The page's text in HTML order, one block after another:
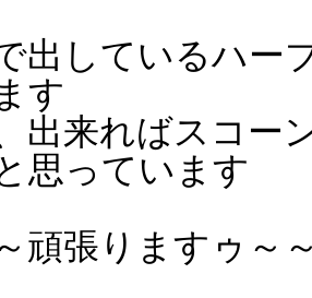
出しているハー
す
出来ればスコー
思っています
頑張りますゥ～